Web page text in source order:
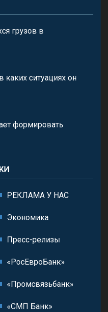
грузов в
каких ситуациях он
формировать
РЕКЛАМА У НАС
Экономика
Пресс-релизы
«РосЕвроБанк»
«Промсвязьбанк»
«СМП Банк»